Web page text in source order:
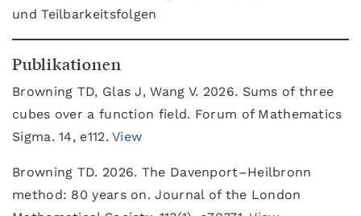
und Teilbarkeitsfolgen
Publikationen
Browning TD, Glas J, Wang V. 2026. Sums of three
cubes over a function field. Forum of Mathematics
Sigma. 14, e112.View
Browning TD. 2026. The Davenport–Heilbronn
method: 80 years on. Journal of the London